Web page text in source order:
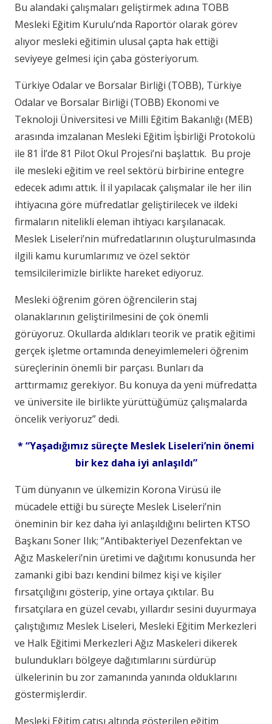
Bu alandaki çalışmaları geliştirmek adına TOBB
Mesleki Eğitim Kurulu’nda Raportör olarak görev
alıyor mesleki eğitimin ulusal çapta hak ettiği
seviyeye gelmesi için çaba gösteriyorum.
Türkiye Odalar ve Borsalar Birliği (TOBB), Türkiye
Odalar ve Borsalar Birliği (TOBB) Ekonomi ve
Teknoloji Üniversitesi ve Milli Eğitim Bakanlığı (MEB)
arasında imzalanan Mesleki Eğitim İşbirliği Protokolü
ile 81 İl’de 81 Pilot Okul Projesi’ni başlattık. Bu proje
ile mesleki eğitim ve reel sektörü birbirine entegre
edecek adımı attık. İl il yapılacak çalışmalar ile her ilin
ihtiyacına göre müfredatlar geliştirilecek ve ildeki
firmaların nitelikli eleman ihtiyacı karşılanacak.
Meslek Liseleri’nin müfredatlarının oluşturulmasında
ilgili kamu kurumlarımız ve özel sektör
temsilcilerimizle birlikte hareket ediyoruz.
Mesleki öğrenim gören öğrencilerin staj
olanaklarının geliştirilmesini de çok önemli
görüyoruz. Okullarda aldıkları teorik ve pratik eğitimi
gerçek işletme ortamında deneyimlemeleri öğrenim
süreçlerinin önemli bir parçası. Bunları da
arttırmamız gerekiyor. Bu konuya da yeni müfredatta
ve üniversite ile birlikte yürüttüğümüz çalışmalarda
öncelik veriyoruz” dedi.
* “Yaşadığımız süreçte Meslek Liseleri’nin önemi
bir kez daha iyi anlaşıldı”
Tüm dünyanın ve ülkemizin Korona Virüsü ile
mücadele ettiği bu süreçte Meslek Liseleri’nin
öneminin bir kez daha iyi anlaşıldığını belirten KTSO
Başkanı Soner Ilık; “Antibakteriyel Dezenfektan ve
Ağız Maskeleri’nin üretimi ve dağıtımı konusunda her
zamanki gibi bazı kendini bilmez kişi ve kişiler
fırsatçılığını gösterip, yine ortaya çıktılar. Bu
fırsatçılara en güzel cevabı, yıllardır sesini duyurmaya
çalıştığımız Meslek Liseleri, Mesleki Eğitim Merkezleri
ve Halk Eğitimi Merkezleri Ağız Maskeleri dikerek
bulundukları bölgeye dağıtımlarını sürdürüp
ülkelerinin bu zor zamanında yanında olduklarını
göstermişlerdir.
Mesleki Eğitim çatısı altında gösterilen eğitim